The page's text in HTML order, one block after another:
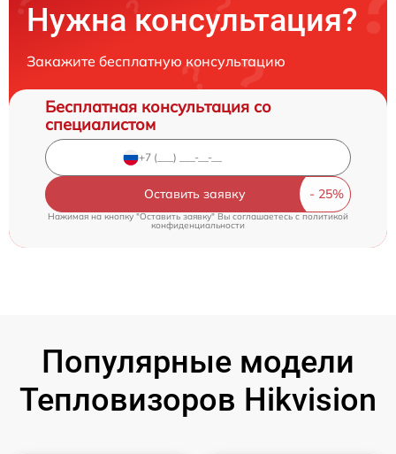
Нужна консультация?
Закажите бесплатную консультацию
Бесплатная консультация со
специалистом
Оставить заявку
Нажимая на кнопку "Оставить заявку" Вы соглашаетесь cполитикой
конфиденциальности
Популярные модели
Тепловизоров Hikvision